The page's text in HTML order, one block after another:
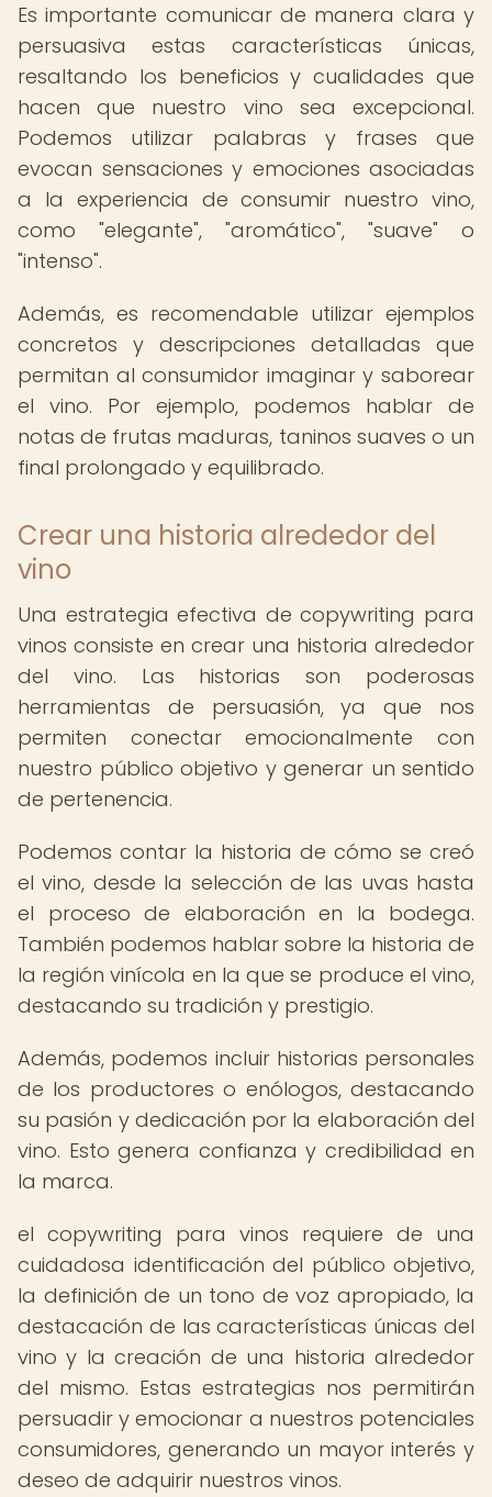
Es importante comunicar de manera clara y
persuasiva estas características únicas,
resaltando los beneficios y cualidades que
hacen que nuestro vino sea excepcional.
Podemos utilizar palabras y frases que
evocan sensaciones y emociones asociadas
a la experiencia de consumir nuestro vino,
como "elegante", "aromático", "suave" o
"intenso".
Además, es recomendable utilizar ejemplos
concretos y descripciones detalladas que
permitan al consumidor imaginar y saborear
el vino. Por ejemplo, podemos hablar de
notas de frutas maduras, taninos suaves o un
final prolongado y equilibrado.
Crear una historia alrededor del
vino
Una estrategia efectiva de copywriting para
vinos consiste en crear una historia alrededor
del vino. Las historias son poderosas
herramientas de persuasión, ya que nos
permiten conectar emocionalmente con
nuestro público objetivo y generar un sentido
de pertenencia.
Podemos contar la historia de cómo se creó
el vino, desde la selección de las uvas hasta
el proceso de elaboración en la bodega.
También podemos hablar sobre la historia de
la región vinícola en la que se produce el vino,
destacando su tradición y prestigio.
Además, podemos incluir historias personales
de los productores o enólogos, destacando
su pasión y dedicación por la elaboración del
vino. Esto genera confianza y credibilidad en
la marca.
el copywriting para vinos requiere de una
cuidadosa identificación del público objetivo,
la definición de un tono de voz apropiado, la
destacación de las características únicas del
vino y la creación de una historia alrededor
del mismo. Estas estrategias nos permitirán
persuadir y emocionar a nuestros potenciales
consumidores, generando un mayor interés y
deseo de adquirir nuestros vinos.